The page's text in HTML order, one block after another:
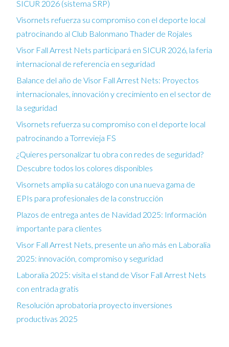
SICUR 2026 (sistema SRP)
Visornets refuerza su compromiso con el deporte local
patrocinando al Club Balonmano Thader de Rojales
Visor Fall Arrest Nets participará en SICUR 2026, la feria
internacional de referencia en seguridad
Balance del año de Visor Fall Arrest Nets: Proyectos
internacionales, innovación y crecimiento en el sector de
la seguridad
Visornets refuerza su compromiso con el deporte local
patrocinando a Torrevieja FS
¿Quieres personalizar tu obra con redes de seguridad?
Descubre todos los colores disponibles
Visornets amplía su catálogo con una nueva gama de
EPIs para profesionales de la construcción
Plazos de entrega antes de Navidad 2025: Información
importante para clientes
Visor Fall Arrest Nets, presente un año más en Laboralia
2025: innovación, compromiso y seguridad
Laboralia 2025: visita el stand de Visor Fall Arrest Nets
con entrada gratis
Resolución aprobatoria proyecto inversiones
productivas 2025